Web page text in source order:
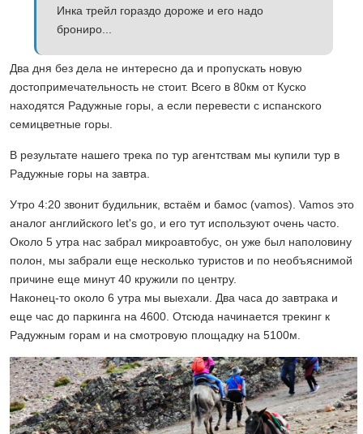
Инка трейл гораздо дороже и его надо
брониро...
Два дня без дела не интересно да и пропускать новую
достопримечательность не стоит. Всего в 80км от Куско
находятся Радужные горы, а если перевести с испанского
семицветные горы.
В результате нашего трека по тур агентствам мы купили тур в
Радужные горы на завтра.
Утро 4:20 звонит будильник, встаём и бамос (vamos). Vamos это
аналог английского let's go, и его тут используют очень часто.
Около 5 утра нас забрал микроавтобус, он уже был наполовину
полон, мы забрали еще несколько туристов и по необъяснимой
причине еще минут 40 кружили по центру.
Наконец-то около 6 утра мы выехали. Два часа до завтрака и
еще час до паркинга на 4600. Отсюда начинается трекинг к
Радужным горам и на смотровую площадку на 5100м.